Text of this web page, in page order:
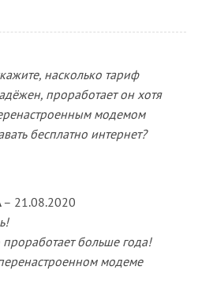
насколько тариф
проработает он хотя
модемом
бесплатно интернет?
– 21.08.2020
больше года!
модеме